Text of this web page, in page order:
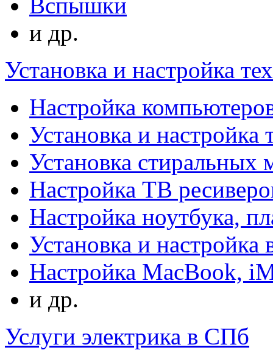
и др.
Установка и настройка
Настройка
Установка и настройка
Установка стиральных
Настройка ТВ
Настройка ноутбука,
Установка и
Настройка MacBook,
и др.
Услуги электрика в СПб